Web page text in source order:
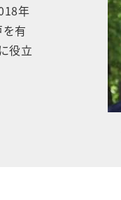
年
有
役立